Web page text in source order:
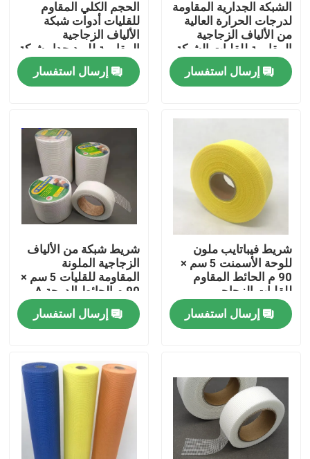
منزل
حول بنا
ضبط الجودة
اتصل بنا
طلب اقتباس
Russian website
شاشة النافذة
شبكة ظلال PE
الشبكة الجدارية المقاومة
لدرجات الحرارة العالية
من الألياف الزجاجية
المقاومة للقليات الشبكة
الزجاجية الصلبة من
الدرجة Aإرسال استفسار
الحجم الكلي المقاوم
للقليات أدوات شبكة
الألياف الزجاجية
المقاومة للبرد جدار شبكة
الألياف الزجاجية الصف A
إرسال استفسار
شريط فيباتايب ملون
للوحة الأسمنت 5 سم ×
90 م الحائط المقاوم
للقليات الزجاجي
الصناعي الصف A
إرسال استفسار
شريط شبكة من الألياف
الزجاجية الملونة
المقاومة للقليات 5 سم ×
90 م الحائط الدرجة A
إرسال استفسار